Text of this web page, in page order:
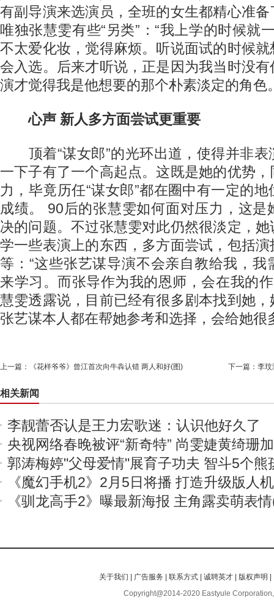
有副导演来选演员，全班的女生都精心准
唯独张慧雯有些“另类”：“我上学的时候就
不太爱化妆，觉得麻烦。听说面试的时候
会入选。后来才听说，正是因为我当时没
演才觉得我是他想要的那个朴素淡定的角色
心声 新人多方面尝试更重要
顶着“谋女郎”的光环出道，使得并非表
一下子有了一个高起点。这既是她的优势
力，毕竟历任“谋女郎”都在圈中有一定的
成绩。 90后的张慧雯如何面对压力，这是
决的问题。不过张慧雯对此仍然很淡定，
学一些表演上的东西，多方面尝试，包括
等：“这些张艺谋导演不会亲自教给我，我
来学习。而张导作为我的恩师，会在我的
慧雯透露说，目前已经有很多剧本找到她
张艺谋本人都在帮她参考和选择，会给她很
上一篇： 《花样爷爷》曾江首次向牛犇认错 两人和好(图) 下一篇： 李玟
相关新闻
李靓蕾否认是王力宏歌迷：认识他好久了
央视网络春晚被评“新奇特” 尚雯婕黄绮珊
郭涛梅婷"父母爱情"展育子功夫 智斗5个熊
《魔幻手机2》2月5日将播 打造升级版人
《驯龙高手2》曝最新海报 主角露卖萌表
关于我们 广告服务 |联系方式 |诚聘英才 版权声明
Copyright@2014-2020 Eastyule